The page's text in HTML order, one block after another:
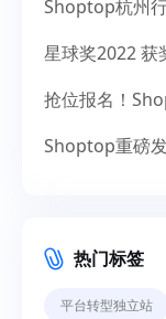
热门标签
平台转型独立站